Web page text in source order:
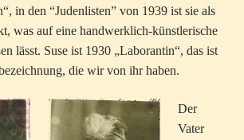
in den “Judenlisten” von 1939 ist sie als
was auf eine handwerklich-künstlerische
lässt. Suse ist 1930 „Laborantin“, das ist
die wir von ihr haben.
Der
Vater